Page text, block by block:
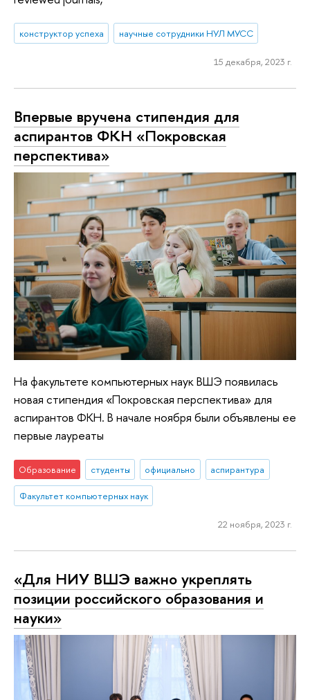
конструктор успеха научные сотрудники НУЛ МУСС
15 декабря, 2023 г.
Впервые вручена стипендия для
аспирантов ФКН «Покровская
перспектива»
На факультете компьютерных наук ВШЭ появилась
новая стипендия «Покровская перспектива» для
аспирантов ФКН. В начале ноября были объявлены ее
первые лауреаты
Образование студенты официально аспирантура
Факультет компьютерных наук
22 ноября, 2023 г.
«Для НИУ ВШЭ важно укреплять
позиции российского образования и
науки»